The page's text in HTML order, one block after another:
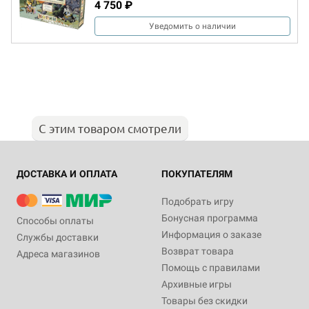
4 750 ₽
Уведомить о наличии
С этим товаром смотрели
ДОСТАВКА И ОПЛАТА
Способы оплаты
Службы доставки
Адреса магазинов
ПОКУПАТЕЛЯМ
Подобрать игру
Бонусная программа
Информация о заказе
Возврат товара
Помощь с правилами
Архивные игры
Товары без скидки